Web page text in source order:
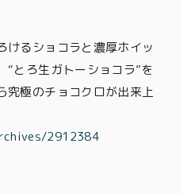
けるショコラと濃厚ホイッ
とろ生ガトーショコラ”を
究極のチョコクロが出来上
2912384